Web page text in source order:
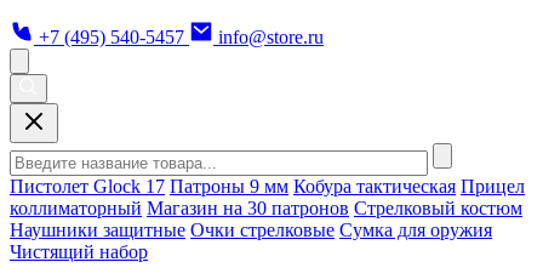
+7 (495) 540-5457 info@store.ru
Пистолет Glock 17 Патроны 9 мм Кобура тактическая Прицел
коллиматорный Магазин на 30 патронов Стрелковый костюм
Наушники защитные Очки стрелковые Сумка для оружия
Чистящий набор